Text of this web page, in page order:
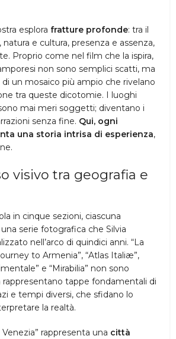
esplora fratture profonde: tra il
natura e cultura, presenza e assenza,
Proprio come nel film che la ispira,
non sono semplici scatti, ma
un mosaico più ampio che rivelano
tra queste dicotomie. I luoghi
mai meri soggetti; diventano i
senza fine. Qui, ogni
una storia intrisa di esperienza,
visivo tra geografia e
in cinque sezioni, ciascuna
serie fotografica che Silvia
nell’arco di quindici anni. “La
to Armenia”, “Atlas Italiæ”,
e “Mirabilia” non sono
tappe fondamentali di
e tempi diversi, che sfidano lo
la realtà.
Venezia” rappresenta una città